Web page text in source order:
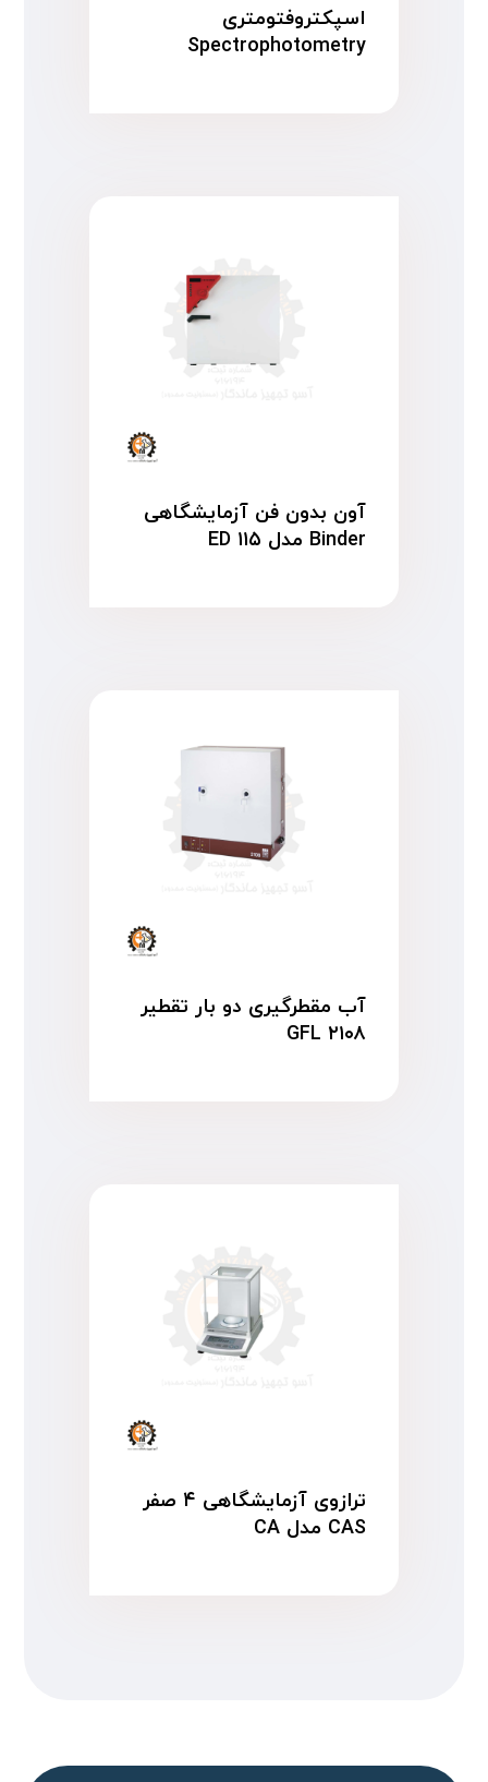
اسپکتروفتومتری
Spectrophotometry
آون بدون فن آزمایشگاهی
Binder مدل ED ۱۱۵
آب مقطرگیری دو بار تقطیر
GFL ۲۱۰۸
ترازوی آزمایشگاهی ۴ صفر
CAS مدل CA